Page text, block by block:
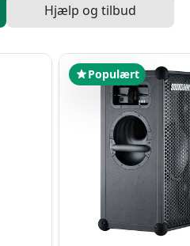
Hjælp og tilbud
Populært